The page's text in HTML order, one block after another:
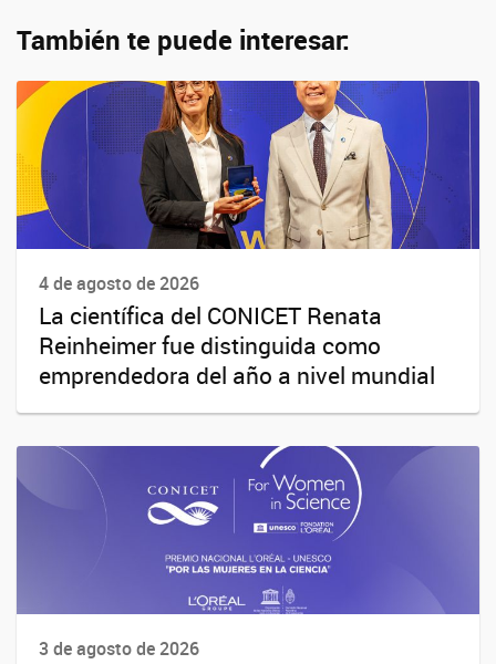
También te puede interesar:
4 de agosto de 2026
La científica del CONICET Renata
Reinheimer fue distinguida como
emprendedora del año a nivel mundial
3 de agosto de 2026